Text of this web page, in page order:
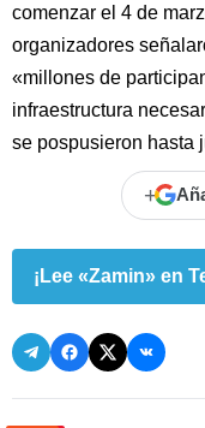
comenzar el 4 de
organizadores
«millones de
infraestructura
se pospusieron hasta
+
¡Lee «Zamin» en